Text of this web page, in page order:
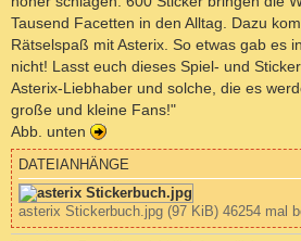
Tausend Facetten in den Alltag. Dazu
Rätselspaß mit Asterix. So etwas gab es
nicht! Lasst euch dieses Spiel- und
Asterix-Liebhaber und solche, die es
große und kleine Fans!"
Abb. unten
DATEIANHÄNGE
asterix Stickerbuch.jpg (97 KiB) 46254 mal